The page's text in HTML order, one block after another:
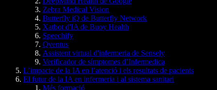
Zebra Medical Vision
Butterfly iQ de Butterfly Network
Xatbot d'IA de Buoy Health
Speechify
Qventus
Assistent virtual d'infermeria de Sensely
Verificador de símptomes d’Infermedica
L’impacte de la IA en l’atenció i els resultats de pacients
El futur de la IA en infermeria i al sistema sanitari
Més formació